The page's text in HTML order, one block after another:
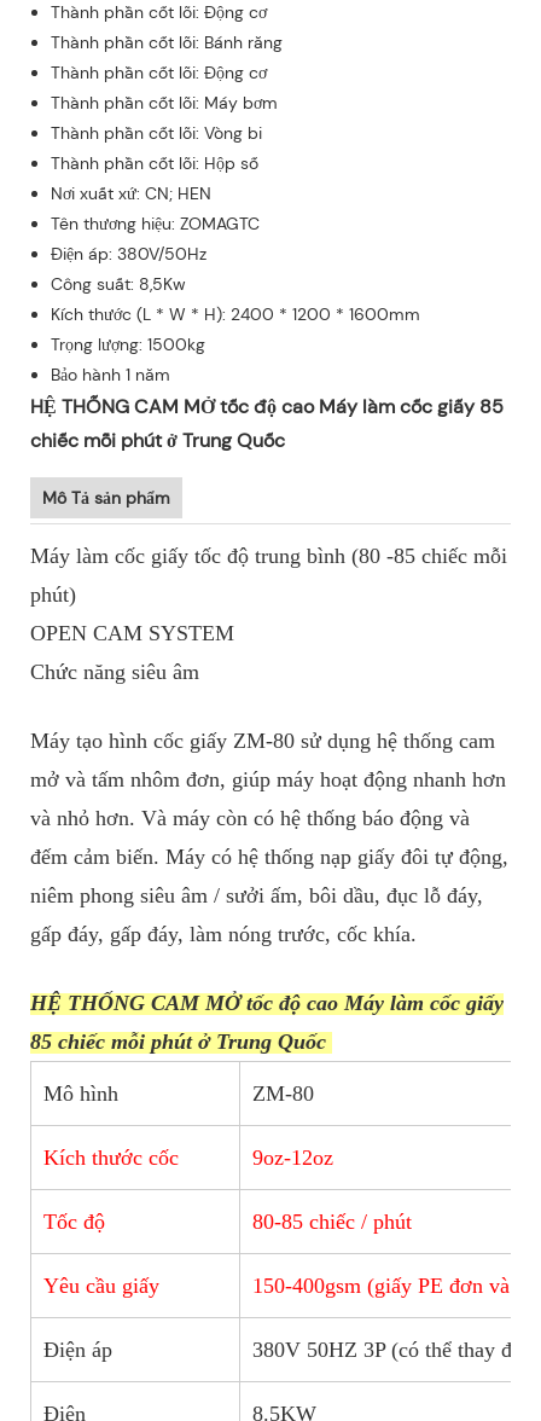
Thành phần cốt lõi: Động cơ
Thành phần cốt lõi: Bánh răng
Thành phần cốt lõi: Động cơ
Thành phần cốt lõi: Máy bơm
Thành phần cốt lõi: Vòng bi
Thành phần cốt lõi: Hộp số
Nơi xuất xứ: CN; HEN
Tên thương hiệu: ZOMAGTC
Điện áp: 380V/50Hz
Công suất: 8,5Kw
Kích thước (L * W * H): 2400 * 1200 * 1600mm
Trọng lượng: 1500kg
Bảo hành 1 năm
HỆ THỐNG CAM MỞ tốc độ cao Máy làm cốc giấy 85
chiếc mỗi phút ở Trung Quốc
Mô Tả sản phẩm
Máy làm cốc giấy tốc độ trung bình (80 -85 chiếc mỗi
phút)
OPEN CAM SYSTEM
Chức năng siêu âm
Máy tạo hình cốc giấy ZM-80 sử dụng hệ thống cam
mở và tấm nhôm đơn, giúp máy hoạt động nhanh hơn
và nhỏ hơn. Và máy còn có hệ thống báo động và
đếm cảm biến. Máy có hệ thống nạp giấy đôi tự động,
niêm phong siêu âm / sưởi ấm, bôi dầu, đục lỗ đáy,
gấp đáy, gấp đáy, làm nóng trước, cốc khía.
HỆ THỐNG CAM MỞ tốc độ cao Máy làm cốc giấy
85 chiếc mỗi phút ở Trung Quốc
Mô hình ZM-80
Kích thước cốc 9oz-12oz
Tốc độ 80-85 chiếc / phút
Yêu cầu giấy 150-400gsm (giấy PE đơn và
Điện áp 380V 50HZ 3P (có thể thay đổi
Điện 8.5KW